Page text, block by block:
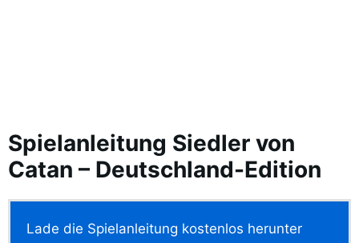
Spielanleitung Siedler von
Catan – Deutschland-Edition
Lade die Spielanleitung kostenlos herunter